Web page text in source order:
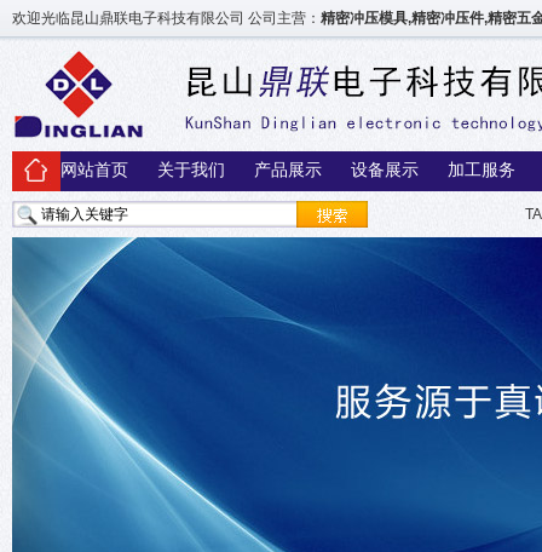
欢迎光临昆山鼎联电子科技有限公司 公司主营： 精密冲压模具,精密冲压件,精密五
网站首页 关于我们 产品展示 设备展示 加工服务